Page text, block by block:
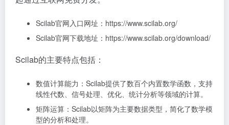
Scilab官网入口网址：https://www.scilab.org/
Scilab官网下载地址：https://www.scilab.org/download/
Scilab的主要特点包括：
数值计算能力：Scilab提供了数百个内置数学函数，支持
线性代数、信号处理、优化、统计分析等领域的计算。
矩阵运算：Scilab以矩阵为主要数据类型，简化了数学模
型的分析和处理。